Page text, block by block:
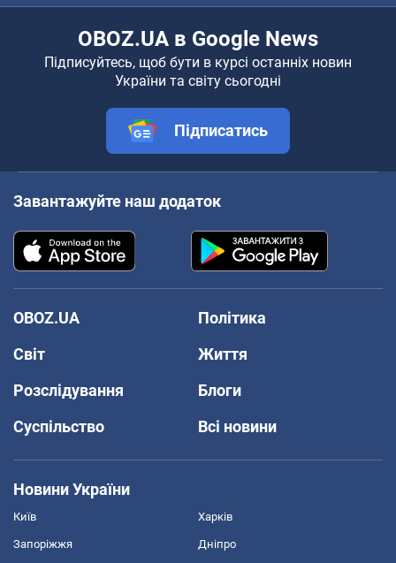
OBOZ.UA в Google News
Підписуйтесь, щоб бути в курсі останніх новин
України та світу сьогодні
Підписатись
Завантажуйте наш додаток
OBOZ.UA
Політика
Світ
Життя
Розслідування
Блоги
Суспільство
Всі новини
Новини України
Київ Харків
Запоріжжя Дніпро